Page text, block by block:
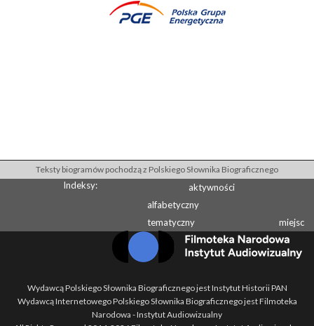
Teksty biogramów pochodzą z Polskiego Słownika Biograficznego
Indeksy:
aktywności
alfabetyczny
tematyczny
miejsc
Wydawcą Polskiego Słownika Biograficznego jest Instytut Historii PAN
Wydawcą Internetowego Polskiego Słownika Biograficznego jest Filmoteka
Narodowa - Instytut Audiowizualny